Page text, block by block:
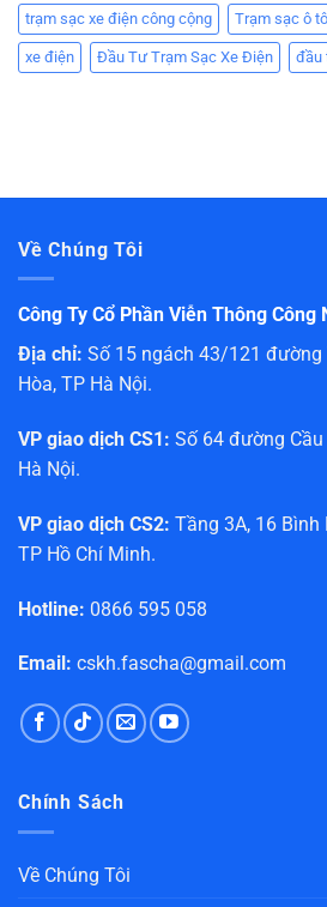
trạm sạc xe điện công cộng Trạm sạc ô
xe điện Đầu Tư Trạm Sạc Xe Điện đầu
Về Chúng Tôi
Công Ty Cổ Phần Viễn Thông Công
Địa chỉ: Số 15 ngách 43/121 đường
Hòa, TP Hà Nội.
VP giao dịch CS1: Số 64 đường Cầu
Hà Nội.
VP giao dịch CS2: Tầng 3A, 16 Bình
TP Hồ Chí Minh.
Hotline: 0866 595 058
Email: cskh.fascha@gmail.com
Chính Sách
Về Chúng Tôi